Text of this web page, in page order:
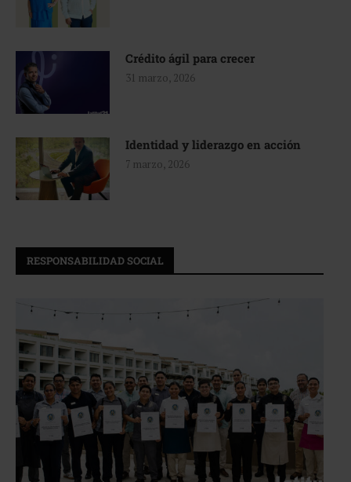
Crédito ágil para crecer
31 marzo, 2026
Identidad y liderazgo en acción
7 marzo, 2026
RESPONSABILIDAD SOCIAL